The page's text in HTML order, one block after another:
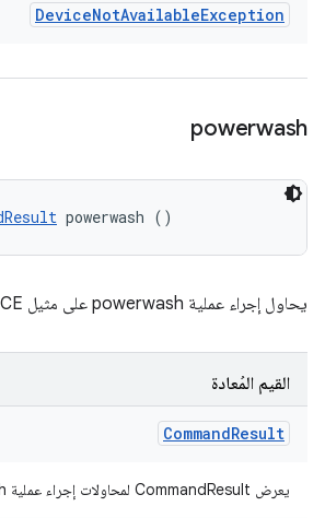
DeviceNotAvailableException
powerwash
powerwash ()
يحاول إجراء عملية powerwash على مثيل GCE
القيم المُعادة
CommandResult
يعرض CommandResult لمحاولات إجراء عملية powerwash